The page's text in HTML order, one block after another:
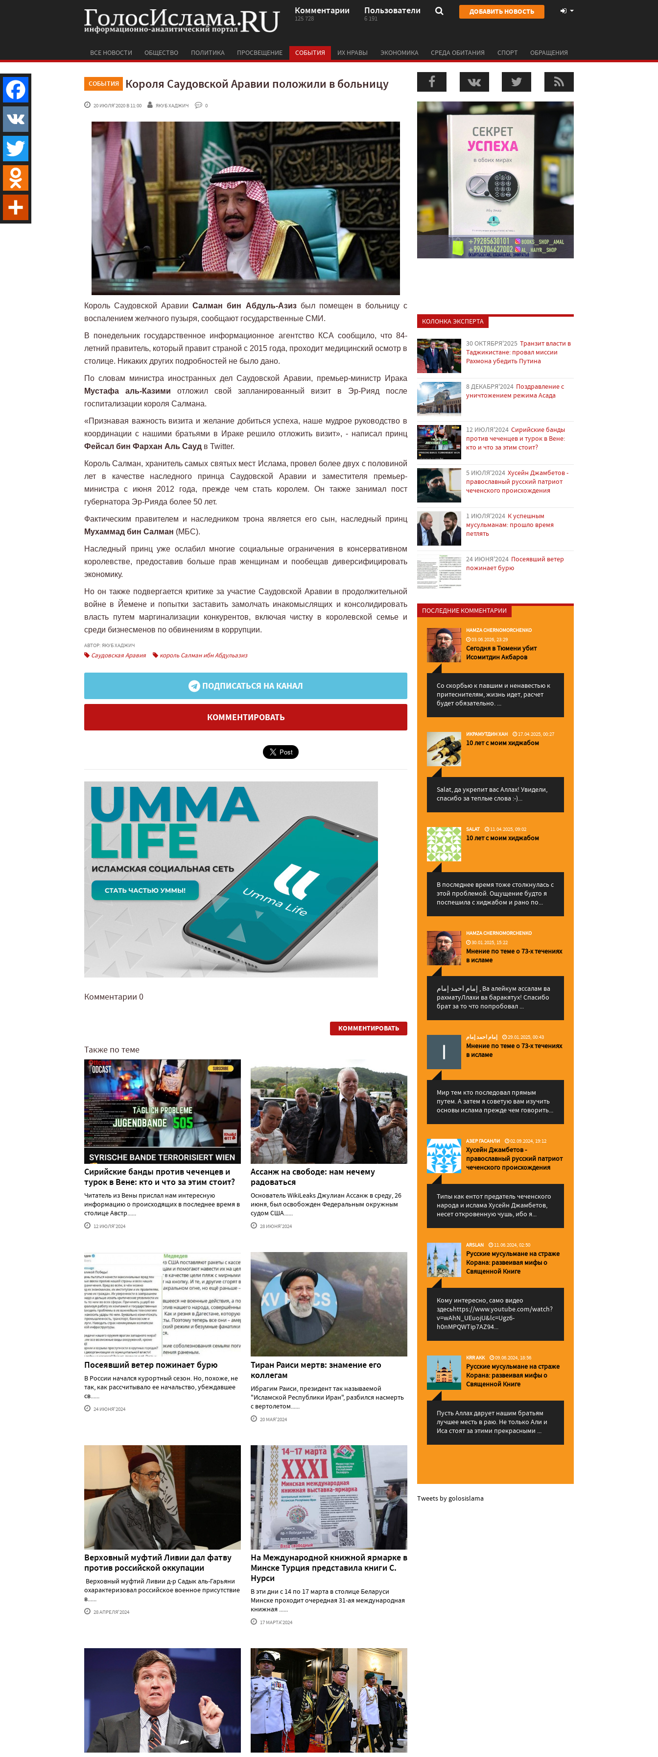
Комментарии
125 728
Пользователи
6 191
ДОБАВИТЬ НОВОСТЬ
ВСЕ НОВОСТИ ОБЩЕСТВО ПОЛИТИКА ПРОСВЕЩЕНИЕ СОБЫТИЯ ИХ НРАВЫ ЭКОНОМИКА СРЕДА ОБИТАНИЯ СПОРТ ОБРАЩЕНИЯ
СОБЫТИЯ Короля Саудовской Аравии положили в больницу
20 ИЮЛЯ'2020 В 11:00 ЯКУБ ХАДЖИЧ 0
Король Саудовской АравииСалман бин Абдуль-Азизбыл помещен в больницу с
воспалением желчного пузыря, сообщают государственные СМИ.
В понедельник государственное информационное агентство КСА сообщило, что 84-
летний правитель, который правит страной с 2015 года, проходит медицинский осмотр в
столице. Никаких других подробностей не было дано.
По словам министра иностранных дел Саудовской Аравии, премьер-министр Ирака
Мустафа аль-Казими отложил свой запланированный визит в Эр-Рияд после
госпитализации короля Салмана.
«Признавая важность визита и желание добиться успеха, наше мудрое руководство в
координации с нашими братьями в Ираке решило отложить визит», - написал принц
Фейсал бин Фархан Аль Сауд в Twitter.
Король Салман, хранитель самых святых мест Ислама, провел более двух с половиной
лет в качестве наследного принца Саудовской Аравии и заместителя премьер-
министра с июня 2012 года, прежде чем стать королем. Он также занимал пост
губернатора Эр-Рияда более 50 лет.
Фактическим правителем и наследником трона является его сын, наследный принц
Мухаммад бин Салман (МБС).
Наследный принц уже ослабил многие социальные ограничения в консервативном
королевстве, предоставив больше прав женщинам и пообещав диверсифицировать
экономику.
Но он также подвергается критике за участие Саудовской Аравии в продолжительной
войне в Йемене и попытки заставить замолчать инакомыслящих и консолидировать
власть путем маргинализации конкурентов, включая чистку в королевской семье и
среди бизнесменов по обвинениям в коррупции.
АВТОР: ЯКУБ ХАДЖИЧ
Саудовская Аравия король Салман ибн Абдульазиз
ПОДПИСАТЬСЯ НА КАНАЛ
КОММЕНТИРОВАТЬ
Комментарии 0
КОММЕНТИРОВАТЬ
Также по теме
Сирийские банды против чеченцев и
турок в Вене: кто и что за этим стоит?
Читатель из Вены прислал нам интересную
информацию о происходящих в последнее время в
столице Австр......
12 ИЮЛЯ'2024
Ассанж на свободе: нам нечему
радоваться
Основатель WikiLeaks Джулиан Ассанж в среду, 26
июня, был освобожден Федеральным окружным
судом США......
28 ИЮНЯ'2024
Посеявший ветер пожинает бурю
В России начался курортный сезон. Но, похоже, не
так, как рассчитывало ее начальство, убеждавшее
св......
24 ИЮНЯ'2024
Тиран Раиси мертв: знамение его
коллегам
Ибрагим Раиси, президент так называемой
"Исламской Республики Иран", разбился насмерть
с вертолетом......
20 МАЯ'2024
Верховный муфтий Ливии дал фатву
против российской оккупации
Верховный муфтий Ливии д-р Садык аль-Гарьяни
охарактеризовал российское военное присутствие
в......
28 АПРЕЛЯ'2024
На Международной книжной ярмарке в
Минске Турция представила книги С.
Нурси
В эти дни с 14 по 17 марта в столице Беларуси
Минске проходит очередная 31-ая международная
книжная ......
17 МАРТА'2024
КОЛОНКА ЭКСПЕРТА
30 ОКТЯБРЯ'2025 Транзит власти в
Таджикистане: провал миссии
Рахмона убедить Путина
8 ДЕКАБРЯ'2024 Поздравление с
уничтожением режима Асада
12 ИЮЛЯ'2024 Сирийские банды
против чеченцев и турок в Вене:
кто и что за этим стоит?
5 ИЮЛЯ'2024 Хусейн Джамбетов -
православный русский патриот
чеченского происхождения
1 ИЮЛЯ'2024 К успешным
мусульманам: прошло время
петлять
24 ИЮНЯ'2024 Посеявший ветер
пожинает бурю
ПОСЛЕДНИЕ КОММЕНТАРИИ
HAMZA CHERNOMORCHENKO
03.06.2026, 23:29
Сегодня в Тюмени убит
Исомитдин Акбаров
Со скорбью к павшим и ненавестью к
притеснителям, жизнь идет, расчет
будет обязательно. ...
ИКРАМУТДИН ХАН 17.04.2025, 00:27
10 лет с моим хиджабом
Salat, да укрепит вас Аллаx! Увидели,
спасибо за теплые слова :-)...
SALAT 11.04.2025, 09:02
10 лет с моим хиджабом
В последнее время тоже столкнулась с
этой проблемой. Ощущение будто я
поспешила с хиджабом и рано по...
HAMZA CHERNOMORCHENKO
30.01.2025, 15:22
Мнение по теме о 73-х течениях
в исламе
إمام احمد إمام , Ва алейкум ассалам ва
рахматуЛлахи ва баракятух! Спасибо
брат за то что попробовал ...
إمام احمد إمام 29.01.2025, 00:43
Мнение по теме о 73-х течениях
в исламе
Мир тем кто последовал прямым
путем. А затем я советую вам изучить
основы ислама прежде чем говорить...
АЗЕР ГАСАНЛИ 02.09.2024, 19:12
Хусейн Джамбетов -
православный русский патриот
чеченского происхождения
Типы как ентот предатель чеченского
народа и ислама Хусейн Джамбетов,
несет откровенную чушь, ибо я...
ARSLAN 11.06.2024, 02:50
Русские мусульмане на страже
Корана: pазвеивая мифы о
Священной Книге
Кому интересно, само видео
здесьhttps://www.youtube.com/watch?
v=wAhN_UEuojU&lc=Ugz6-
h0nMPQWTip7AZ94...
KRR AKK 09.06.2024, 18:56
Русские мусульмане на страже
Корана: pазвеивая мифы о
Священной Книге
Пусть Аллах дарует нашим братьям
лучшее месть в раю. Не только Али и
Иса стоят за этими прекрасными ...
Tweets by golosislama
Facebook
VK
Twitter
Odnoklassniki